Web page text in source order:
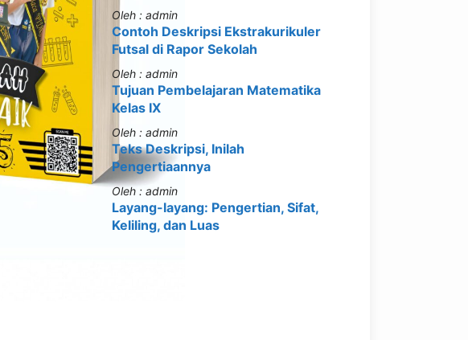
Oleh : admin
Contoh Deskripsi Ekstrakurikuler
Futsal di Rapor Sekolah
Oleh : admin
Tujuan Pembelajaran Matematika
Kelas IX
Oleh : admin
Teks Deskripsi, Inilah
Pengertiaannya
Oleh : admin
Layang-layang: Pengertian, Sifat,
Keliling, dan Luas